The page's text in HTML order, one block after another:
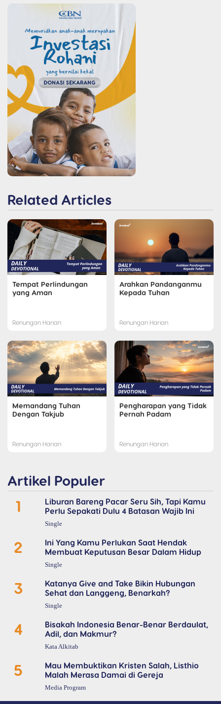
Related Articles
Tempat Perlindungan
yang Aman
Renungan Harian
Arahkan Pandanganmu
Kepada Tuhan
Renungan Harian
Memandang Tuhan
Dengan Takjub
Renungan Harian
Pengharapan yang Tidak
Pernah Padam
Renungan Harian
Artikel Populer
1
Liburan Bareng Pacar Seru Sih, Tapi Kamu
Perlu Sepakati Dulu 4 Batasan Wajib Ini
Single
2
Ini Yang Kamu Perlukan Saat Hendak
Membuat Keputusan Besar Dalam Hidup
Single
3
Katanya Give and Take Bikin Hubungan
Sehat dan Langgeng, Benarkah?
Single
4
Bisakah Indonesia Benar-Benar Berdaulat,
Adil, dan Makmur?
Kata Alkitab
5
Mau Membuktikan Kristen Salah, Listhio
Malah Merasa Damai di Gereja
Media Program